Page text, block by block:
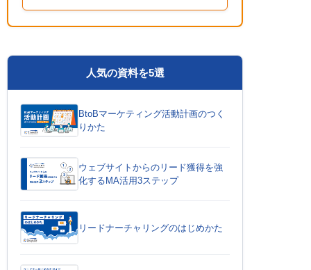
人気の資料を5選
BtoBマーケティング活動計画のつく
りかた
ウェブサイトからのリード獲得を強
化するMA活用3ステップ
リードナーチャリングのはじめかた